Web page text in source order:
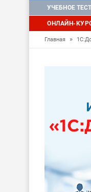
МИНИ-
УЧЕБНОЕ
ОНЛАЙН-
Главная »